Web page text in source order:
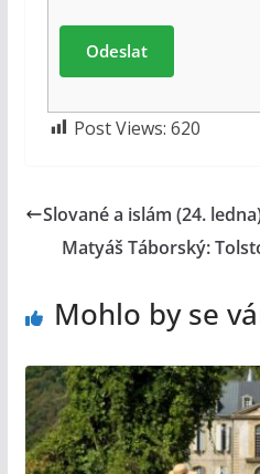
Post Views: 620
Slované a islám (24.
Matyáš Táborský:
Mohlo by se